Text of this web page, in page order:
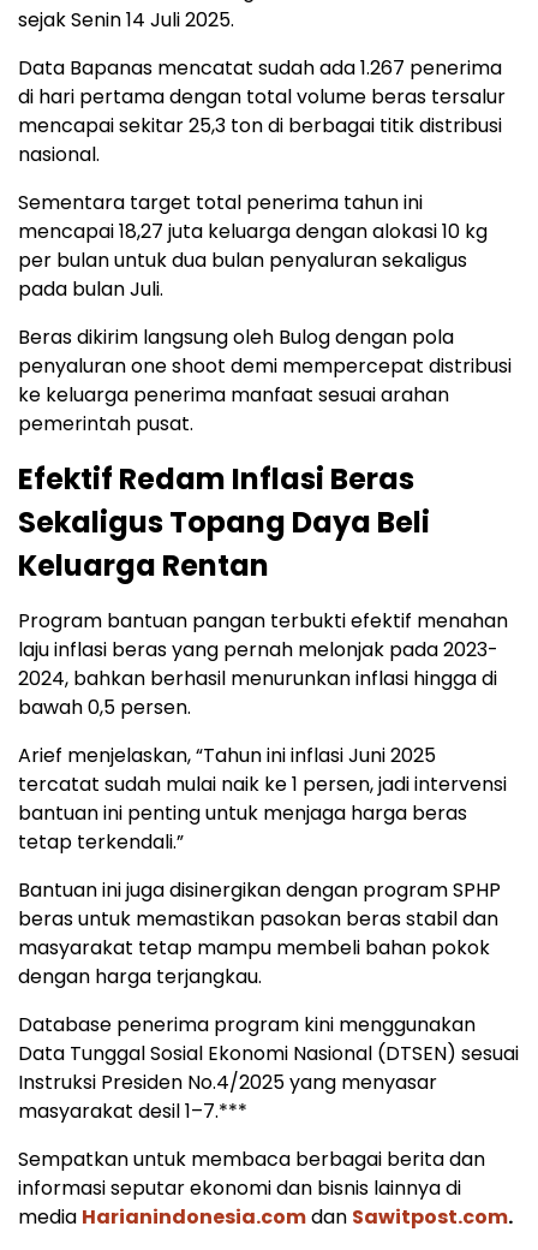
sejak Senin 14 Juli 2025.
Data Bapanas mencatat sudah ada 1.267 penerima
di hari pertama dengan total volume beras tersalur
mencapai sekitar 25,3 ton di berbagai titik distribusi
nasional.
Sementara target total penerima tahun ini
mencapai 18,27 juta keluarga dengan alokasi 10 kg
per bulan untuk dua bulan penyaluran sekaligus
pada bulan Juli.
Beras dikirim langsung oleh Bulog dengan pola
penyaluran one shoot demi mempercepat distribusi
ke keluarga penerima manfaat sesuai arahan
pemerintah pusat.
Efektif Redam Inflasi Beras
Sekaligus Topang Daya Beli
Keluarga Rentan
Program bantuan pangan terbukti efektif menahan
laju inflasi beras yang pernah melonjak pada 2023-
2024, bahkan berhasil menurunkan inflasi hingga di
bawah 0,5 persen.
Arief menjelaskan, “Tahun ini inflasi Juni 2025
tercatat sudah mulai naik ke 1 persen, jadi intervensi
bantuan ini penting untuk menjaga harga beras
tetap terkendali.”
Bantuan ini juga disinergikan dengan program SPHP
beras untuk memastikan pasokan beras stabil dan
masyarakat tetap mampu membeli bahan pokok
dengan harga terjangkau.
Database penerima program kini menggunakan
Data Tunggal Sosial Ekonomi Nasional (DTSEN) sesuai
Instruksi Presiden No.4/2025 yang menyasar
masyarakat desil 1–7.***
Sempatkan untuk membaca berbagai berita dan
informasi seputar ekonomi dan bisnis lainnya di
media Harianindonesia.comdan Sawitpost.com.